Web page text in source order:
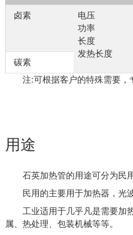
卤素
电压
功率
长度
发热长度
碳素
注:可根据客户的特殊需要，
用途
石英加热管的用途可分为民
民用的主要用于加热器，光
工业适用于几乎凡是需要加
属、热处理、包装机械等等。